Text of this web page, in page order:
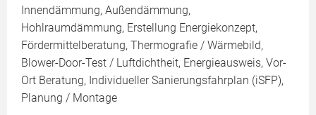
Innendämmung, Außendämmung,
Hohlraumdämmung, Erstellung Energiekonzept,
Fördermittelberatung, Thermografie / Wärmebild,
Blower-Door-Test / Luftdichtheit, Energieausweis, Vor-
Ort Beratung, Individueller Sanierungsfahrplan (iSFP),
Planung / Montage